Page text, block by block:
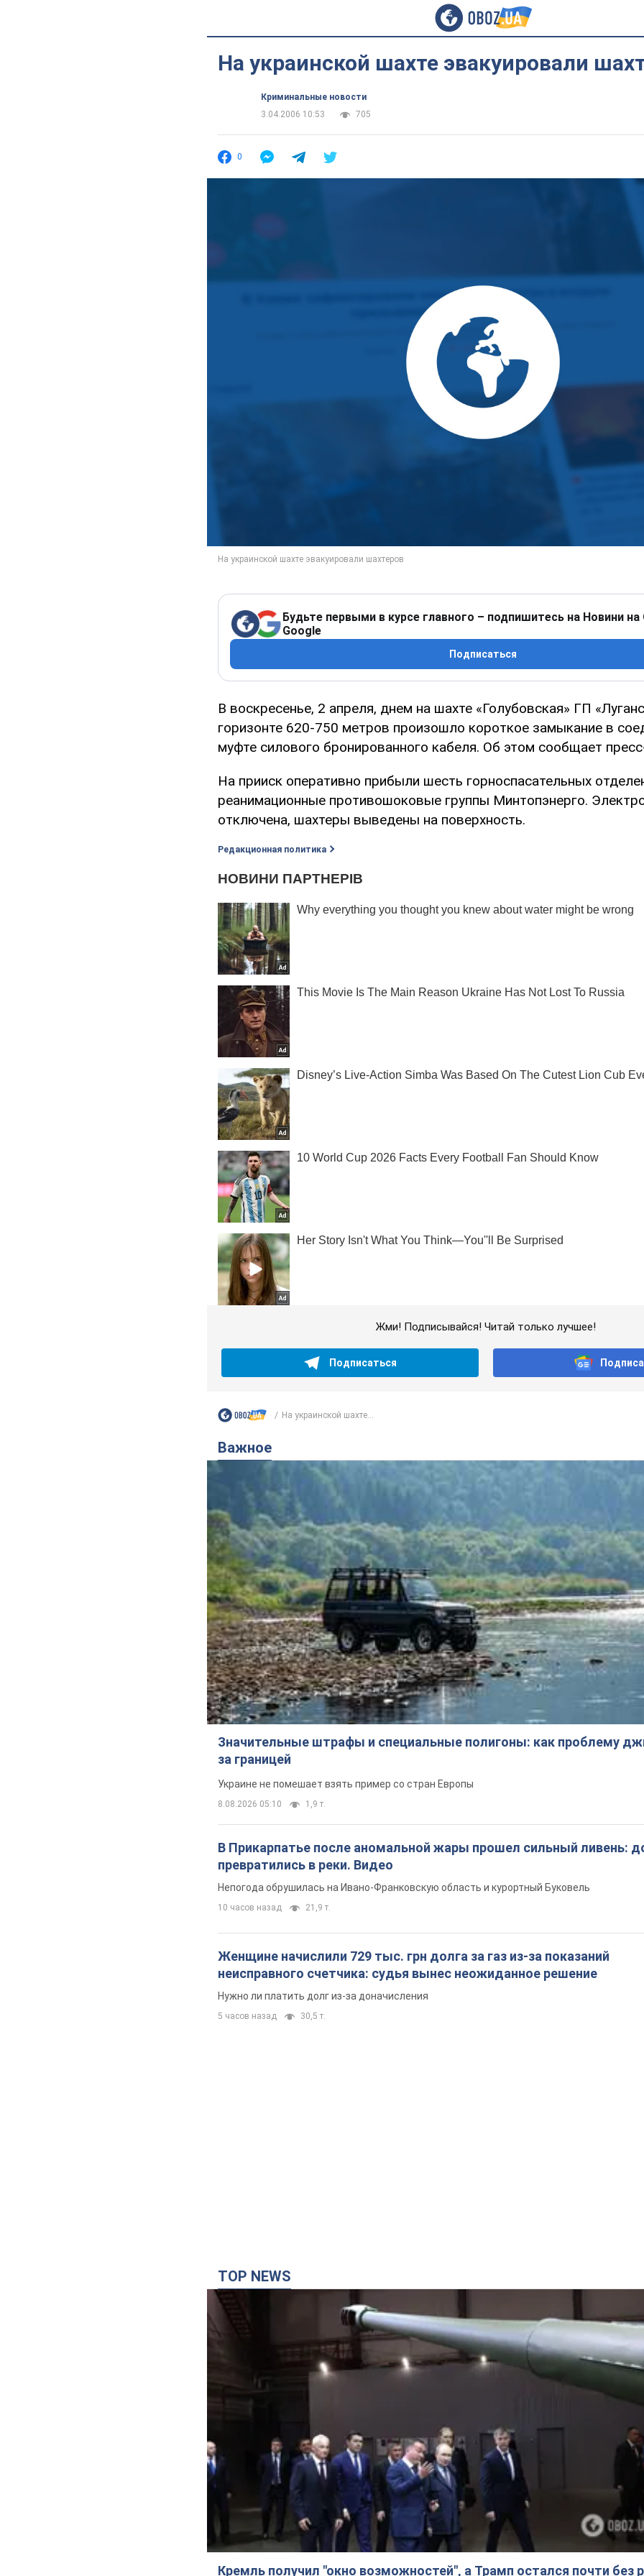
На украинской шахте эвакуировали
Криминальные новости
3.04.2006 10:53
705
0
Будьте первыми в курсе главного – подпишитесь на Новини на
Google
Подписаться
В воскресенье, 2 апреля, днем на шахте «Голубовская» ГП
горизонте 620-750 метров произошло короткое замыкание в
муфте силового бронированного кабеля. Об этом сообщает
На прииск оперативно прибыли шесть горноспасательных
реанимационные противошоковые группы Минтопэнерго.
отключена, шахтеры выведены на поверхность.
Редакционная политика
Жми! Подписывайся! Читай только лучшее!
Подписаться
На украинской шахте...
Важное
Значительные штрафы и специальные полигоны: как проблему
за границей
Украине не помешает взять пример со стран Европы
8.08.2026 05:10 1,9 т.
В Прикарпатье после аномальной жары прошел сильный ливень:
превратились в реки. Видео
Непогода обрушилась на Ивано-Франковскую область и курортный Буковель
10 часов назад 21,9 т.
Женщине начислили 729 тыс. грн долга за газ из-за показаний
неисправного счетчика: судья вынес неожиданное решение
Нужно ли платить долг из-за доначисления
5 часов назад 30,5 т.
TOP NEWS
Кремль получил "окно возможностей", а Трамп остался почти без